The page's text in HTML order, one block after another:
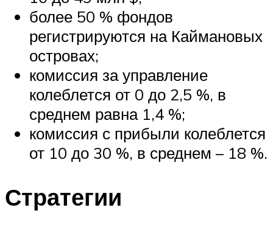
более 50 % фондов
регистрируются на Каймановых
островах;
комиссия за управление
колеблется от 0 до 2,5 %, в
среднем равна 1,4 %;
комиссия с прибыли колеблется
от 10 до 30 %, в среднем – 18 %.
Стратегии